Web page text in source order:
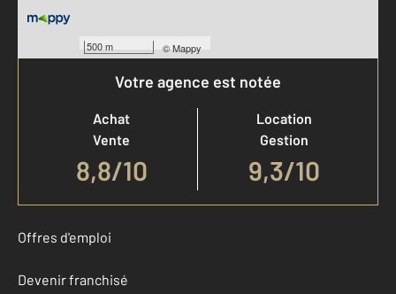
500 m ©Mappy
Votre agence est notée
Achat
Vente
8,8/10
Location
Gestion
9,3/10
Offres d'emploi
Devenir franchisé